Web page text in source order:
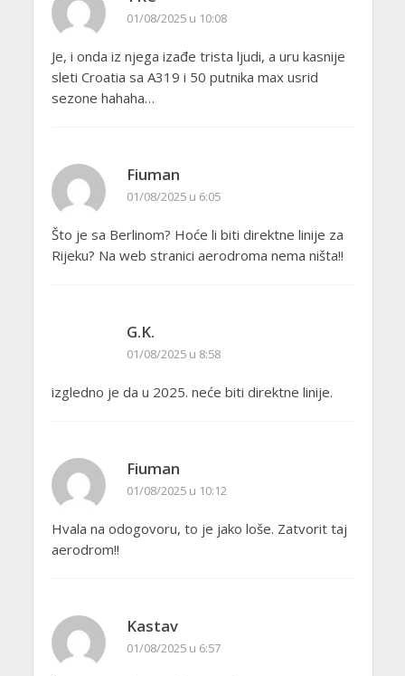
01/08/2025 u 10:08
Je, i onda iz njega izađe trista ljudi, a uru kasnije
sleti Croatia sa A319 i 50 putnika max usrid
sezone hahaha…
Fiuman
01/08/2025 u 6:05
Što je sa Berlinom? Hoće li biti direktne linije za
Rijeku? Na web stranici aerodroma nema ništa!!
G.K.
01/08/2025 u 8:58
izgledno je da u 2025. neće biti direktne linije.
Fiuman
01/08/2025 u 10:12
Hvala na odogovoru, to je jako loše. Zatvorit taj
aerodrom!!
Kastav
01/08/2025 u 6:57